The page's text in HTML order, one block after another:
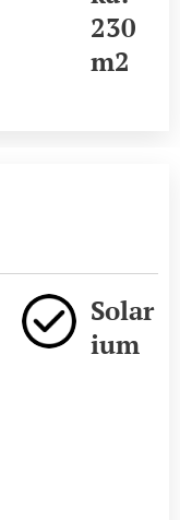
230
m2
Solar
ium